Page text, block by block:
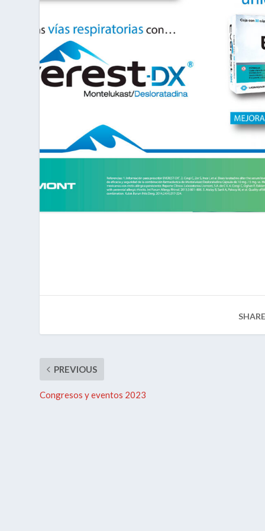
PREVIOUS
Congresos y eventos 2023